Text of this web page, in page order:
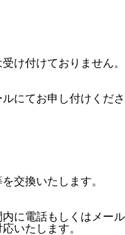
け付けておりません。
にてお申し付けくださ
交換いたします。
に電話もしくはメール
いたします。